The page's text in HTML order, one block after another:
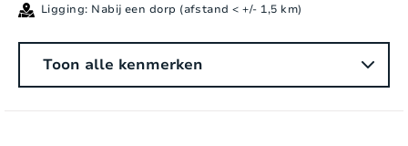
Ligging: Nabij een dorp (afstand < +/- 1,5 km)
Algemeen
Toon alle kenmerken